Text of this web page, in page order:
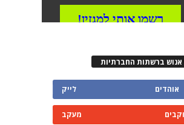
ברשתות החברתיות
אוהדים לייק
מעקב